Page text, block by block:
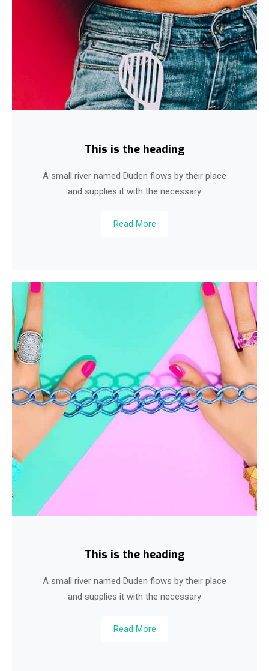
This is the heading
A small river named Duden flows by their place
and supplies it with the necessary
Read More
This is the heading
A small river named Duden flows by their place
and supplies it with the necessary
Read More